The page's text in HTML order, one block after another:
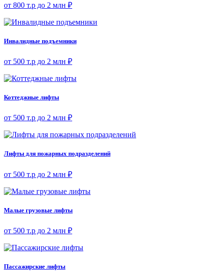
от 800 т.р до 2 млн ₽
Инвалидные подъемники
от 500 т.р до 2 млн ₽
Коттеджные лифты
от 500 т.р до 2 млн ₽
Лифты для пожарных подразделений
от 500 т.р до 2 млн ₽
Малые грузовые лифты
от 500 т.р до 2 млн ₽
Пассажирские лифты